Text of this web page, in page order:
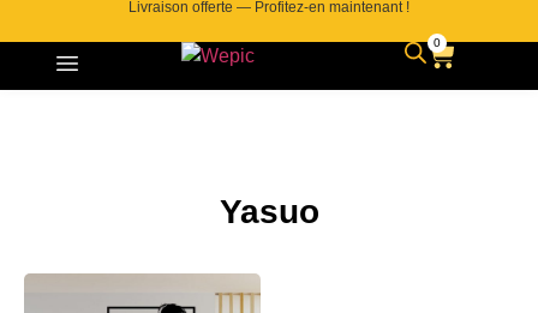
Livraison offerte — Profitez-en maintenant !
0
Yasuo